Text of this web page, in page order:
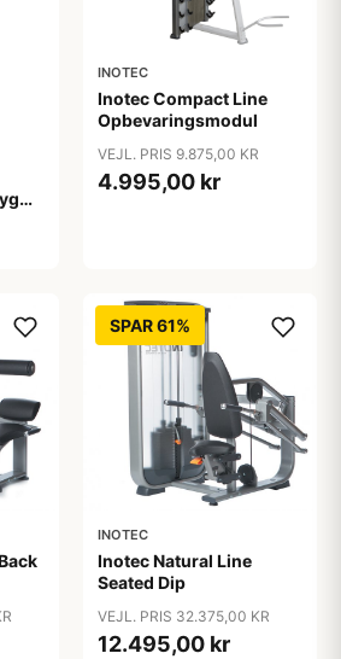
INOTEC
Inotec Compact Line
Opbevaringsmodul
VEJL. PRIS 9.875,00 KR
4.995,00 kr
SPAR 61%
INOTEC
Inotec Natural Line
Seated Dip
VEJL. PRIS 32.375,00 KR
12.495,00 kr